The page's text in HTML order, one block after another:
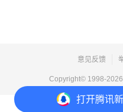
打开腾讯
意见反馈
Copyright© 1998-2026